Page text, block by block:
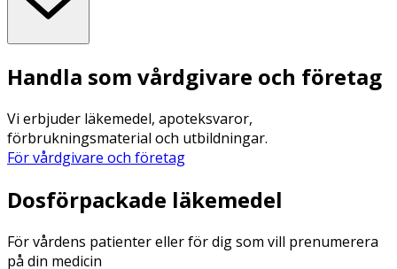
Handla som vårdgivare och företag
Vi erbjuder läkemedel, apoteksvaror,
förbrukningsmaterial och utbildningar.
För vårdgivare och företag
Dosförpackade läkemedel
För vårdens patienter eller för dig som vill prenumerera
på din medicin